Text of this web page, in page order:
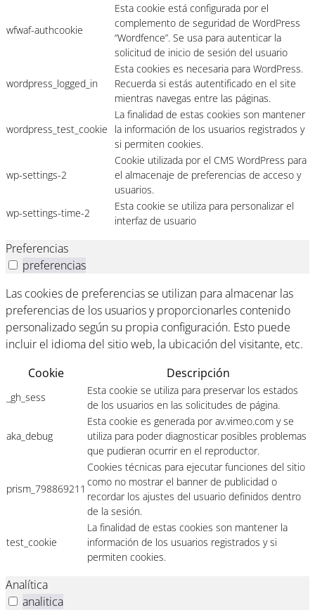
wfwaf-authcookie
Esta cookie está configurada por el
complemento de seguridad de WordPress
“Wordfence”. Se usa para autenticar la
solicitud de inicio de sesión del usuario
wordpress_logged_in
Esta cookies es necesaria para WordPress.
Recuerda si estás autentificado en el site
mientras navegas entre las páginas.
wordpress_test_cookie
La finalidad de estas cookies son mantener
la información de los usuarios registrados y
si permiten cookies.
wp-settings-2
Cookie utilizada por el CMS WordPress para
el almacenaje de preferencias de acceso y
usuarios.
wp-settings-time-2
Esta cookie se utiliza para personalizar el
interfaz de usuario
Preferencias
preferencias
Las cookies de preferencias se utilizan para almacenar las
preferencias de los usuarios y proporcionarles contenido
personalizado según su propia configuración. Esto puede
incluir el idioma del sitio web, la ubicación del visitante, etc.
Cookie
Descripción
_gh_sess
Esta cookie se utiliza para preservar los estados
de los usuarios en las solicitudes de página.
aka_debug
Esta cookie es generada por av.vimeo.com y se
utiliza para poder diagnosticar posibles problemas
que pudieran ocurrir en el reproductor.
prism_798869211
Cookies técnicas para ejecutar funciones del sitio
como no mostrar el banner de publicidad o
recordar los ajustes del usuario definidos dentro
de la sesión.
test_cookie
La finalidad de estas cookies son mantener la
información de los usuarios registrados y si
permiten cookies.
Analítica
analitica